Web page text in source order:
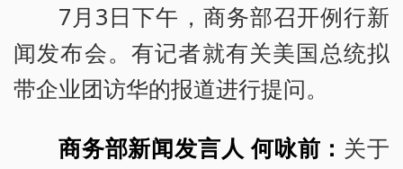
7月3日下午，商务部召开例行新
闻发布会。有记者就有关美国总统拟
带企业团访华的报道进行提问。
商务部新闻发言人 何咏前： 关于